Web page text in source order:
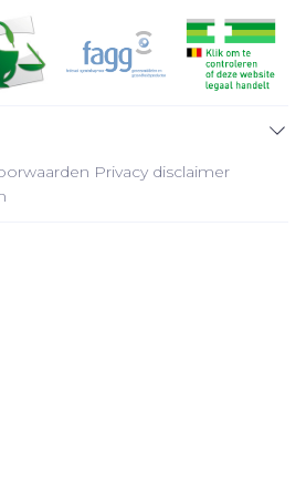
Privacy disclaimer